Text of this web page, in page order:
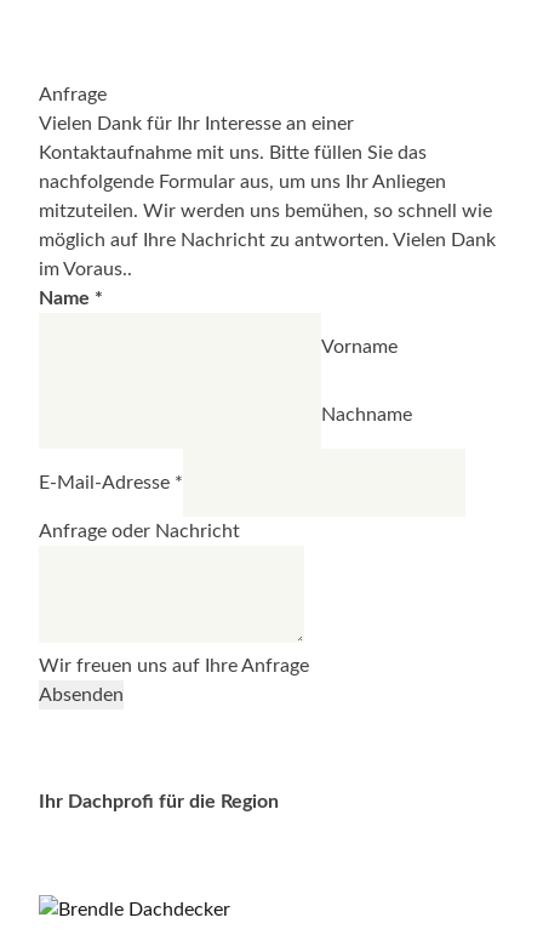
Anfrage
Vielen Dank für Ihr Interesse an einer
Kontaktaufnahme mit uns. Bitte füllen Sie das
nachfolgende Formular aus, um uns Ihr Anliegen
mitzuteilen. Wir werden uns bemühen, so schnell wie
möglich auf Ihre Nachricht zu antworten. Vielen Dank
im Voraus..
Name *
Vorname
Nachname
E-Mail-Adresse *
Anfrage oder Nachricht
Wir freuen uns auf Ihre Anfrage
Absenden
Ihr Dachprofi für die Region